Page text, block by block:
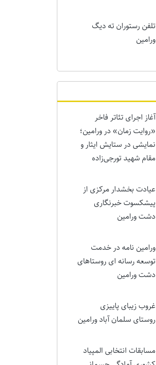
ورامین
آغاز اجرای تئاتر فاخر
«روایت زمان» در ورامین؛
مقام شهید تورجی‌زاده
عیادت بخشدار مرکزی از
دشت ورامین
ورامین نامه در خدمت
دشت ورامین
روستای سلمان آباد ورامین